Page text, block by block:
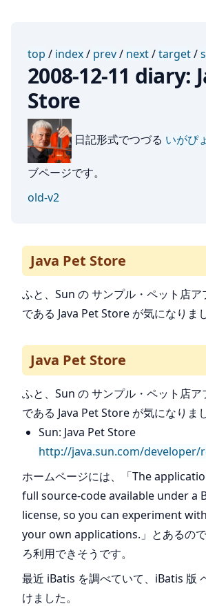
top / index/ prev/ next/target/
2008-12-11 diary:
Store
日記形式でつづる いがぴ
ブページです。
old-v2
Java Pet Store
ふと、Sun の サンプル・ペット店ア
である Java Pet Store が気になりまし
Java Pet Store
ふと、Sun の サンプル・ペット店ア
である Java Pet Store が気になりまし
Sun: Java Pet Store
http://java.sun.com/developer/
ホームページには、「The
full source-code available under a
license, so you can experiment
your own applications.」とあるの
ろ利用できそうです。
最近 iBatis を調べていて、iBatis 版
けました。